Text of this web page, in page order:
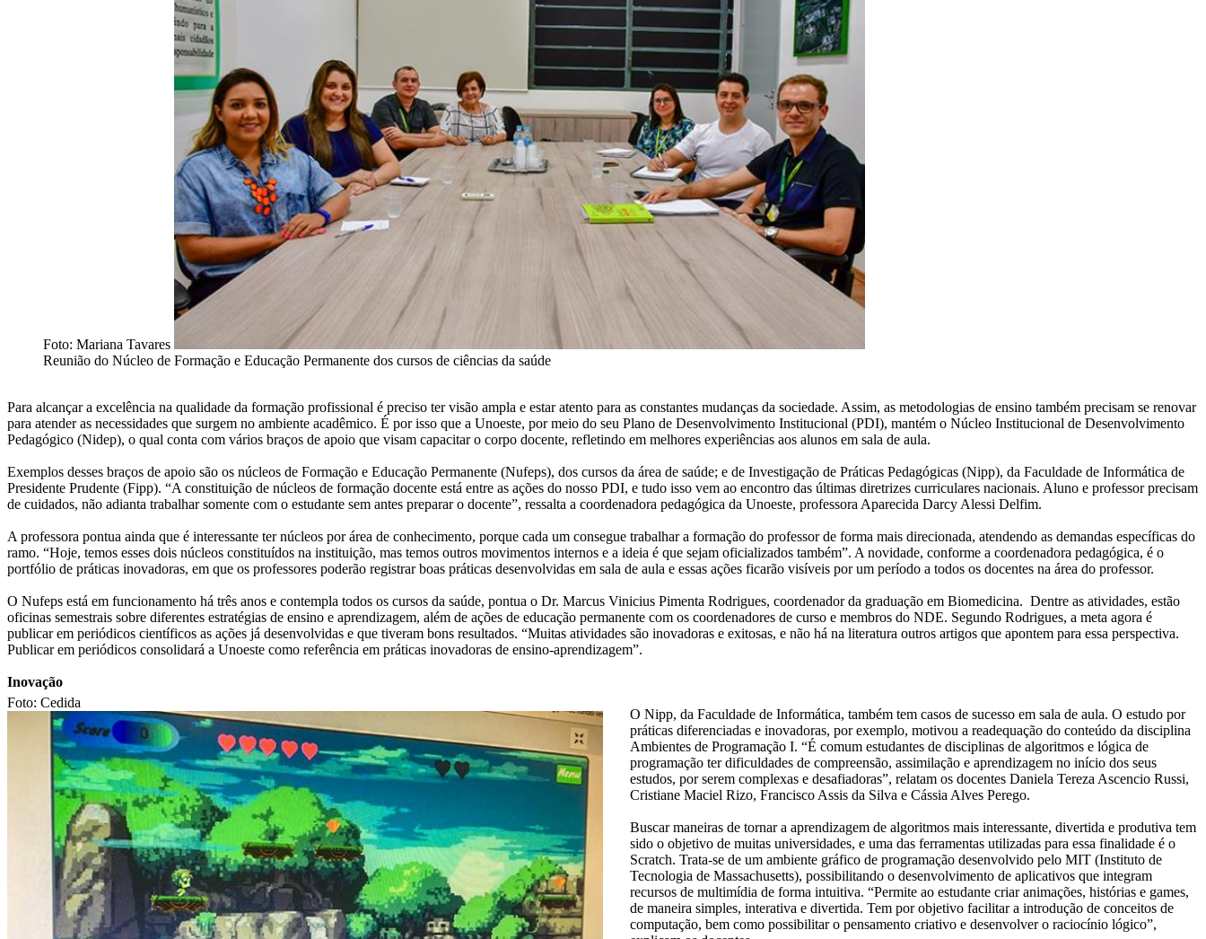
Foto: Mariana Tavares
Reunião do Núcleo de Formação e Educação Permanente dos cursos de ciências da saúde
Para alcançar a excelência na qualidade da formação profissional é preciso ter visão ampla e estar atento para as constantes mudanças da sociedade. Assim, as metodologias de ensino também precisam se renovar
para atender as necessidades que surgem no ambiente acadêmico. É por isso que a Unoeste, por meio do seu Plano de Desenvolvimento Institucional (PDI), mantém o Núcleo Institucional de Desenvolvimento
Pedagógico (Nidep), o qual conta com vários braços de apoio que visam capacitar o corpo docente, refletindo em melhores experiências aos alunos em sala de aula.
Exemplos desses braços de apoio são os núcleos de Formação e Educação Permanente (Nufeps), dos cursos da área de saúde; e de Investigação de Práticas Pedagógicas (Nipp), da Faculdade de Informática de
Presidente Prudente (Fipp). “A constituição de núcleos de formação docente está entre as ações do nosso PDI, e tudo isso vem ao encontro das últimas diretrizes curriculares nacionais. Aluno e professor precisam
de cuidados, não adianta trabalhar somente com o estudante sem antes preparar o docente”, ressalta a coordenadora pedagógica da Unoeste, professora Aparecida Darcy Alessi Delfim.
A professora pontua ainda que é interessante ter núcleos por área de conhecimento, porque cada um consegue trabalhar a formação do professor de forma mais direcionada, atendendo as demandas específicas do
ramo. “Hoje, temos esses dois núcleos constituídos na instituição, mas temos outros movimentos internos e a ideia é que sejam oficializados também”. A novidade, conforme a coordenadora pedagógica, é o
portfólio de práticas inovadoras, em que os professores poderão registrar boas práticas desenvolvidas em sala de aula e essas ações ficarão visíveis por um período a todos os docentes na área do professor.
O Nufeps está em funcionamento há três anos e contempla todos os cursos da saúde, pontua o Dr. Marcus Vinicius Pimenta Rodrigues, coordenador da graduação em Biomedicina. Dentre as atividades, estão
oficinas semestrais sobre diferentes estratégias de ensino e aprendizagem, além de ações de educação permanente com os coordenadores de curso e membros do NDE. Segundo Rodrigues, a meta agora é
publicar em periódicos científicos as ações já desenvolvidas e que tiveram bons resultados. “Muitas atividades são inovadoras e exitosas, e não há na literatura outros artigos que apontem para essa perspectiva.
Publicar em periódicos consolidará a Unoeste como referência em práticas inovadoras de ensino-aprendizagem”.
Inovação
Foto: Cedida
O Nipp, da Faculdade de Informática, também tem casos de sucesso em sala de aula. O estudo por
práticas diferenciadas e inovadoras, por exemplo, motivou a readequação do conteúdo da disciplina
Ambientes de Programação I. “É comum estudantes de disciplinas de algoritmos e lógica de
programação ter dificuldades de compreensão, assimilação e aprendizagem no início dos seus
estudos, por serem complexas e desafiadoras”, relatam os docentes Daniela Tereza Ascencio Russi,
Cristiane Maciel Rizo, Francisco Assis da Silva e Cássia Alves Perego.
Buscar maneiras de tornar a aprendizagem de algoritmos mais interessante, divertida e produtiva tem
sido o objetivo de muitas universidades, e uma das ferramentas utilizadas para essa finalidade é o
Scratch. Trata-se de um ambiente gráfico de programação desenvolvido pelo MIT (Instituto de
Tecnologia de Massachusetts), possibilitando o desenvolvimento de aplicativos que integram
recursos de multimídia de forma intuitiva. “Permite ao estudante criar animações, histórias e games,
de maneira simples, interativa e divertida. Tem por objetivo facilitar a introdução de conceitos de
computação, bem como possibilitar o pensamento criativo e desenvolver o raciocínio lógico”,